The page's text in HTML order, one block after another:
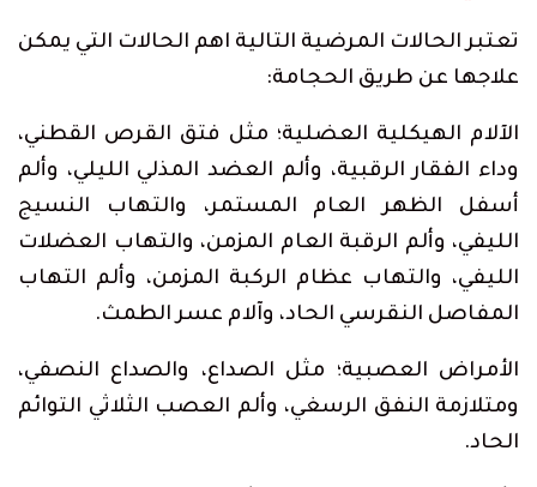
تعتبر الحالات المرضية التالية اهم الحالات التي يمكن
علاجها عن طريق الحجامة:
الآلام الهيكلية العضلية؛ مثل فتق القرص القطني،
وداء الفقار الرقبية، وألم العضد المذلي الليلي، وألم
أسفل الظهر العام المستمر، والتهاب النسيج
الليفي، وألم الرقبة العام المزمن، والتهاب العضلات
الليفي، والتهاب عظام الركبة المزمن، وألم التهاب
المفاصل النقرسي الحاد، وآلام عسر الطمث.
الأمراض العصبية؛ مثل الصداع، والصداع النصفي،
ومتلازمة النفق الرسغي، وألم العصب الثلاثي التوائم
الحاد.